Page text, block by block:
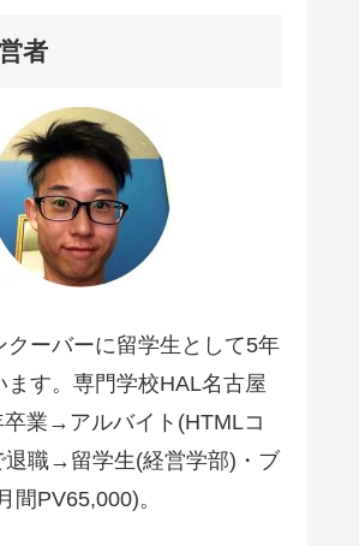
者
クーバーに留学生として5年
ます。専門学校HAL名古屋
卒業→アルバイト(HTMLコ
退職→留学生(経営学部)・ブ
間PV65,000)。